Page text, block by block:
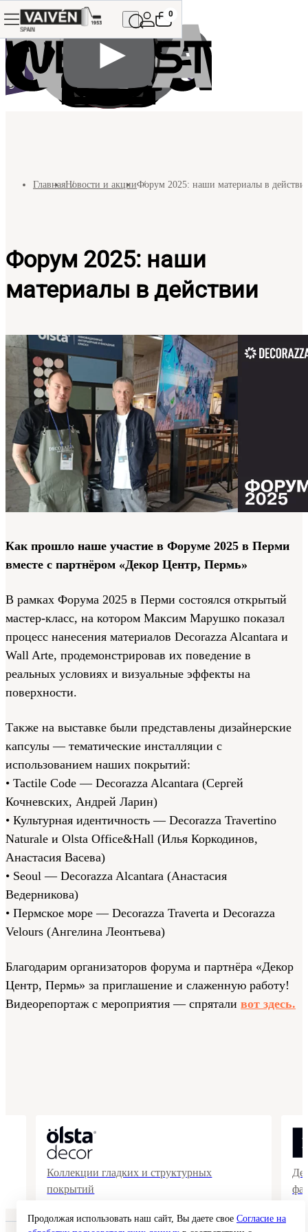
0
ГлавнаяНовости и акцииФорум 2025: наши материалы в
Форум 2025: наши
материалы в действии
Как прошло наше участие в Форуме 2025 в Перми
вместе с партнёром «Декор Центр, Пермь»
В рамках Форума 2025 в Перми состоялся открытый
мастер-класс, на котором Максим Марушко показал
процесс нанесения материалов Decorazza Alcantara и
Wall Arte, продемонстрировав их поведение в
реальных условиях и визуальные эффекты на
поверхности.
Также на выставке были представлены дизайнерские
капсулы — тематические инсталляции с
использованием наших покрытий:
• Tactile Code — Decorazza Alcantara (Сергей
Кочневских, Андрей Ларин)
• Культурная идентичность — Decorazza Travertino
Naturale и Olsta Office&Hall (Илья Коркодинов,
Анастасия Васева)
• Seoul — Decorazza Alcantara (Анастасия
Ведерникова)
• Пермское море — Decorazza Traverta и Decorazza
Velours (Ангелина Леонтьева)
Благодарим организаторов форума и партнёра «Декор
Центр, Пермь» за приглашение и слаженную работу!
Видеорепортаж с мероприятия — спрятали вот здесь.
Коллекции гладких и структурных
покрытий
Продолжая использовать наш сайт, Вы даете свое Согласие на